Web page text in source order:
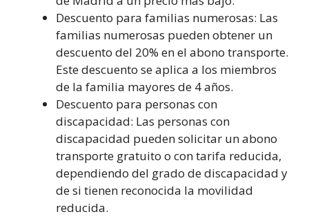
Descuento para familias numerosas: Las
familias numerosas pueden obtener un
descuento del 20% en el abono transporte.
Este descuento se aplica a los miembros
de la familia mayores de 4 años.
Descuento para personas con
discapacidad: Las personas con
discapacidad pueden solicitar un abono
transporte gratuito o con tarifa reducida,
dependiendo del grado de discapacidad y
de si tienen reconocida la movilidad
reducida.